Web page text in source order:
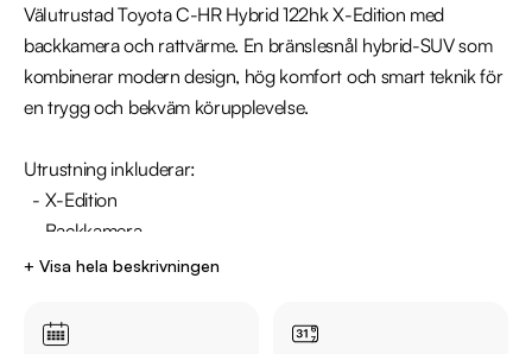
Välutrustad Toyota C-HR Hybrid 122hk X-Edition med
backkamera och rattvärme. En bränslesnål hybrid-SUV som
kombinerar modern design, hög komfort och smart teknik för
en trygg och bekväm körupplevelse.
Utrustning inkluderar:
  - Bluetooth
+ Visa hela beskrivningen